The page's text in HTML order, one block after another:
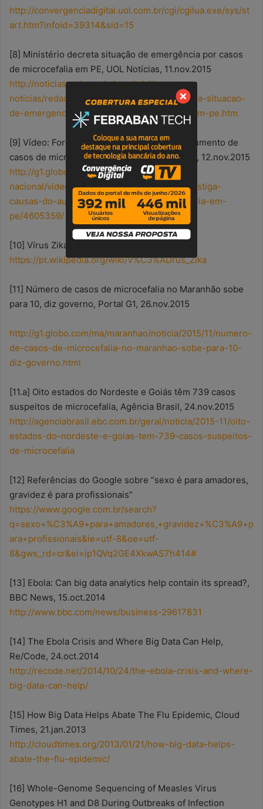
http://convergenciadigital.uol.com.br/cgi/cgilua.exe/sys/st
art.htm?infoid=39314&sid=15
[8] Ministério decreta situação de emergência por casos
de microcefalia em PE, UOL Notícias, 11.nov.2015
http://noticias.uol.com.br/saude/ultimas-
noticias/redacao/2015/11/11/ministerio-declara-situacao-
de-emergencia-em-casos-de-microcefalia-em-pe.htm
[9] Vídeo: Força-tarefa investiga causas do aumento de
casos de microcefalia em PE, Jornal Nacional, 12.nov.2015
http://g1.globo.com/jornal-
nacional/videos/t/edicoes/v/forca-tarefa-investiga-
causas-do-aumento-de-casos-de-microcefalia-em-
pe/4605359/
[10] Vírus Zika, Wikipedia
https://pt.wikipedia.org/wiki/V%C3%ADrus_Zika
[11] Número de casos de microcefalia no Maranhão sobe
para 10, diz governo, Portal G1, 26.nov.2015
http://g1.globo.com/ma/maranhao/noticia/2015/11/numero-
de-casos-de-microcefalia-no-maranhao-sobe-para-10-
diz-governo.html
[11.a] Oito estados do Nordeste e Goiás têm 739 casos
suspeitos de microcefalia, Agência Brasil, 24.nov.2015
http://agenciabrasil.ebc.com.br/geral/noticia/2015-11/oito-
estados-do-nordeste-e-goias-tem-739-casos-suspeitos-
de-microcefalia
[12] Referências do Google sobre “sexo é para amadores,
gravidez é para profissionais”
https://www.google.com.br/search?
q=sexo+%C3%A9+para+amadores,+gravidez+%C3%A9+p
ara+profissionais&ie=utf-8&oe=utf-
8&gws_rd=cr&ei=ip1QVq2GE4XkwAS7h414#
[13] Ebola: Can big data analytics help contain its spread?,
BBC News, 15.oct.2014
http://www.bbc.com/news/business-29617831
[14] The Ebola Crisis and Where Big Data Can Help,
Re/Code, 24.oct.2014
http://recode.net/2014/10/24/the-ebola-crisis-and-where-
big-data-can-help/
[15] How Big Data Helps Abate The Flu Epidemic, Cloud
Times, 21.jan.2013
http://cloudtimes.org/2013/01/21/how-big-data-helps-
abate-the-flu-epidemic/
[16] Whole-Genome Sequencing of Measles Virus
Genotypes H1 and D8 During Outbreaks of Infection